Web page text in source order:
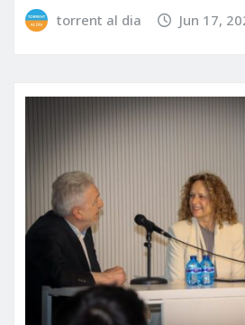
torrent al dia Jun 17,